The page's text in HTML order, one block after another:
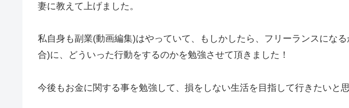
妻に教えて上げました。
私自身も副業(動画編集)はやっていて、もしかしたら、フリーランスにな
合)に、どういった行動をするのかを勉強させて頂きました！
今後もお金に関する事を勉強して、損をしない生活を目指して行きたいと